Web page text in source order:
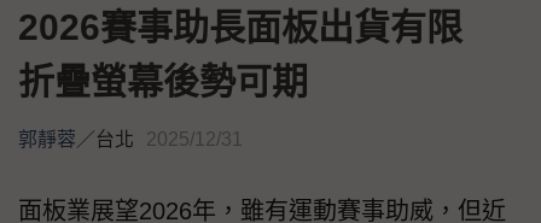
2026賽事助長面板出貨有限
折疊螢幕後勢可期
郭靜蓉 ／台北 2025/12/31
面板業展望2026年，雖有運動賽事助威，但近